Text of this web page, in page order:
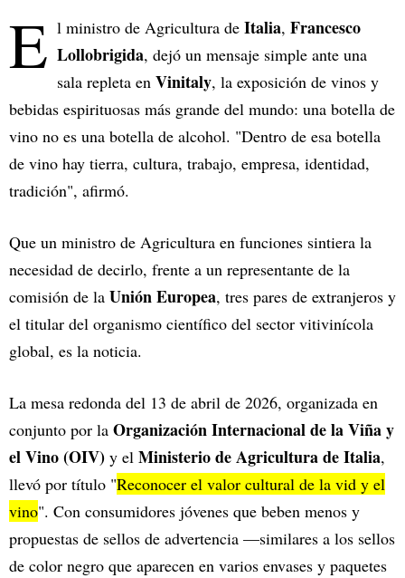
E l ministro de Agricultura de Italia, Francesco
Lollobrigida, dejó un mensaje simple ante una
sala repleta en Vinitaly, la exposición de vinos y
bebidas espirituosas más grande del mundo: una botella de
vino no es una botella de alcohol. "Dentro de esa botella
de vino hay tierra, cultura, trabajo, empresa, identidad,
tradición", afirmó.
Que un ministro de Agricultura en funciones sintiera la
necesidad de decirlo, frente a un representante de la
comisión de la Unión Europea, tres pares de extranjeros y
el titular del organismo científico del sector vitivinícola
global, es la noticia.
La mesa redonda del 13 de abril de 2026, organizada en
conjunto por la Organización Internacional de la Viña y
el Vino (OIV) y el Ministerio de Agricultura de Italia,
llevó por título "Reconocer el valor cultural de la vid y el
vino". Con consumidores jóvenes que beben menos y
propuestas de sellos de advertencia —similares a los sellos
de color negro que aparecen en varios envases y paquetes